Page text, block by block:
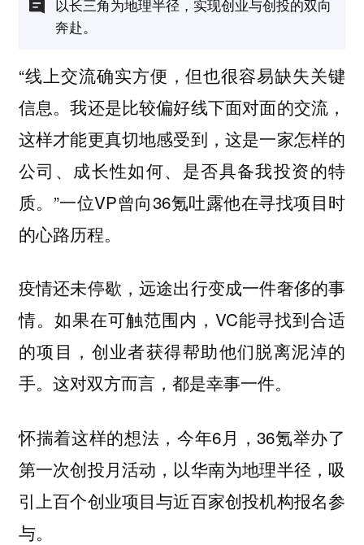
以长三角为地理半径，实现创业与创投的双向
奔赴。
“线上交流确实方便，但也很容易缺失关键
信息。我还是比较偏好线下面对面的交流，
这样才能更真切地感受到，这是一家怎样的
公司、成长性如何、是否具备我投资的特
质。”一位VP曾向36氪吐露他在寻找项目时
的心路历程。
疫情还未停歇，远途出行变成一件奢侈的事
情。如果在可触范围内，VC能寻找到合适
的项目，创业者获得帮助他们脱离泥淖的
手。这对双方而言，都是幸事一件。
怀揣着这样的想法，今年6月，36氪举办了
第一次创投月活动，以华南为地理半径，吸
引上百个创业项目与近百家创投机构报名参
与。